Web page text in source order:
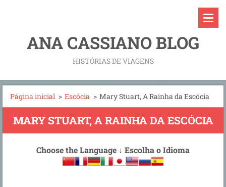
ANA CASSIANO BLOG
HISTÓRIAS DE VIAGENS
Página inicial > Escócia > Mary Stuart, A Rainha da Escócia
MARY STUART, A RAINHA DA ESCÓCIA
Choose the Language ↓ Escolha o Idioma